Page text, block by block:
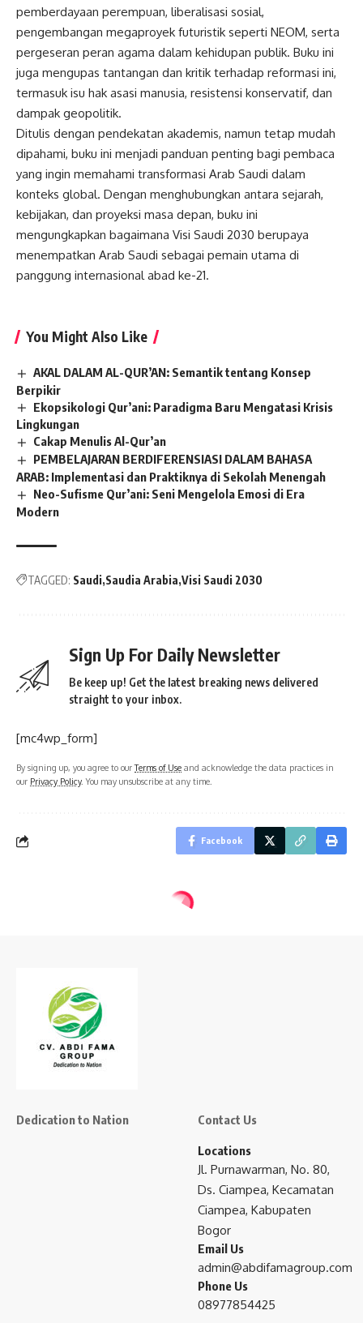
pemberdayaan perempuan, liberalisasi sosial,
pengembangan megaproyek futuristik seperti NEOM, serta
pergeseran peran agama dalam kehidupan publik. Buku ini
juga mengupas tantangan dan kritik terhadap reformasi ini,
termasuk isu hak asasi manusia, resistensi konservatif, dan
dampak geopolitik.
Ditulis dengan pendekatan akademis, namun tetap mudah
dipahami, buku ini menjadi panduan penting bagi pembaca
yang ingin memahami transformasi Arab Saudi dalam
konteks global. Dengan menghubungkan antara sejarah,
kebijakan, dan proyeksi masa depan, buku ini
mengungkapkan bagaimana Visi Saudi 2030 berupaya
menempatkan Arab Saudi sebagai pemain utama di
panggung internasional abad ke-21.
You Might Also Like
AKAL DALAM AL-QUR’AN: Semantik tentang Konsep
Berpikir
Ekopsikologi Qur’ani: Paradigma Baru Mengatasi Krisis
Lingkungan
Cakap Menulis Al-Qur’an
PEMBELAJARAN BERDIFERENSIASI DALAM BAHASA
ARAB: Implementasi dan Praktiknya di Sekolah Menengah
Neo-Sufisme Qur’ani: Seni Mengelola Emosi di Era
Modern
TAGGED: Saudi Saudia Arabia Visi Saudi 2030
Sign Up For Daily Newsletter
Be keep up! Get the latest breaking news delivered
straight to your inbox.
[mc4wp_form]
By signing up, you agree to ourTerms of Use and acknowledge the data practices in
our Privacy Policy. You may unsubscribe at any time.
Facebook
Dedication to Nation Contact Us
Locations
Jl. Purnawarman, No. 80,
Ds. Ciampea, Kecamatan
Ciampea, Kabupaten
Bogor
Email Us
admin@abdifamagroup.com
Phone Us
08977854425